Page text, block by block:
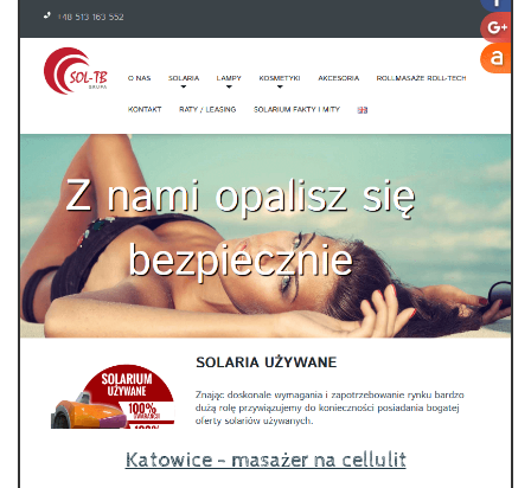
Katowice - masażer na cellulit